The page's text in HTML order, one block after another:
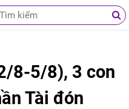
8-5/8), 3 con
Tài đón